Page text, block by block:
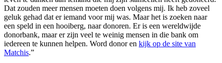
Dat zouden meer mensen moeten doen volgens mij. Ik heb zoveel
geluk gehad dat er iemand voor mij was. Maar het is zoeken naar
een speld in een hooiberg, naar donoren. Er is een wereldwijde
donorbank, maar er zijn veel te weinig mensen in die bank om
iedereen te kunnen helpen. Word donor en kijk op de site van
Matchis.”